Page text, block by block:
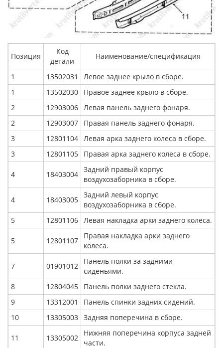
Позиция
Код
детали
Наименование/спецификация
1 13502031
Левое заднее крыло в сборе.
1
13502030
Правое заднее крыло в сборе.
2
12903006 Левая панель заднего фонаря.
2
12903007
Правая панель заднего фонаря.
3
12801104 Левая арка заднего колеса в сборе.
3
12801105 Правая арка заднего колеса в сборе.
4 18403004
Задний правый корпус
воздухозаборника в сборе.
4 18403005
Задний левый корпус
воздухозаборника в сборе.
5
12801106 Левая накладка арки заднего колеса.
5 12801107
Правая накладка арки заднего
колеса.
7 01901012
Панель полки за задними
сиденьями.
8
12804045
Панель полки заднего стекла.
9
13312001
Панель спинки задних сидений.
10
13305003 Задняя поперечина в сборе.
11 13305002
Нижняя поперечина корпуса задней
части.